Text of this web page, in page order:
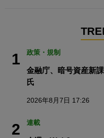
1 政策・規制
金融庁、暗号資産新
氏
2026年8月7日 17:26
2 連載